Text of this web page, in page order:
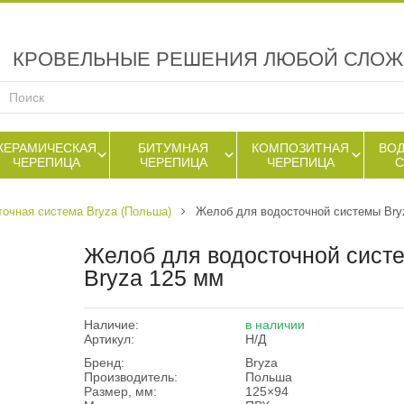
КРОВЕЛЬНЫЕ РЕШЕНИЯ ЛЮБОЙ
ЧЕРЕПИЦА
БИТУМНАЯ
ЧЕРЕПИЦА
КОМПОЗИТНАЯ
ЧЕРЕПИЦА
система Bryza (Польша) Желоб для водосточной системы
Желоб для водосточной
Bryza 125 мм
Наличие:
в наличии
Артикул:
Н/Д
Бренд:
Bryza
Производитель:
Польша
Размер, мм:
125×94